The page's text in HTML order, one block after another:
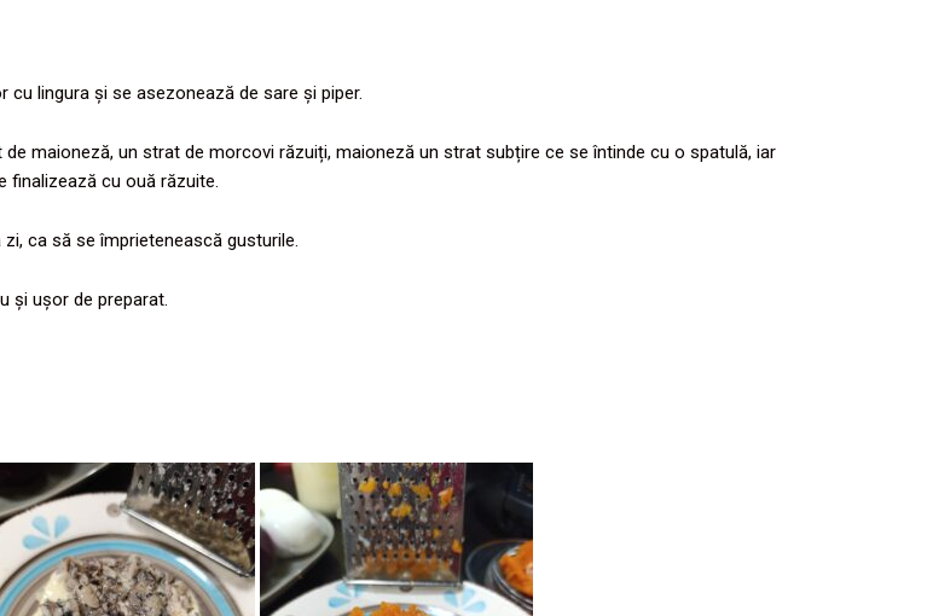
lingura și se asezonează de sare și piper.
maioneză, un strat de morcovi răzuiți, maioneză un strat subțire ce se întinde cu o spatulă, iar
finalizează cu ouă răzuite.
ca să se împrietenească gusturile.
și ușor de preparat.